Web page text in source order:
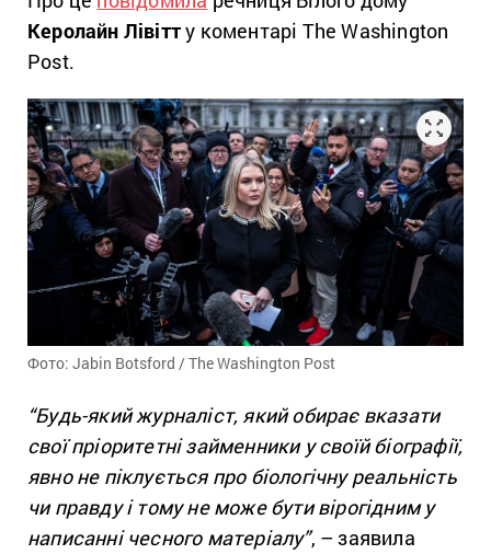
Керолайн Лівітту коментарі The Washington
Post.
Фото: Jabin Botsford / The Washington Post
“Будь-який журналіст, який обирає вказати
свої пріоритетні займенники у своїй біографії,
явно не піклується про біологічну реальність
чи правду і тому не може бути вірогідним у
написанні чесного матеріалу”, – заявила